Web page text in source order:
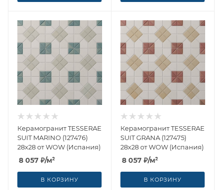
Керамогранит TESSERAE
SUIT MARINO (127476)
28x28 от WOW (Испания)
8 057 ₽/м²
В КОРЗИНУ
Керамогранит TESSERAE
SUIT GRANA (127475)
28x28 от WOW (Испания)
8 057 ₽/м²
В КОРЗИНУ